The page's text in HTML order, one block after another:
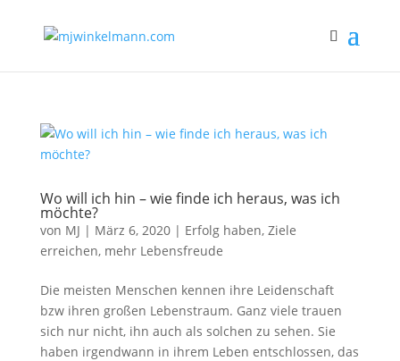
Wo will ich hin – wie finde ich heraus, was ich
möchte?
von MJ | März 6, 2020| Erfolg haben, Ziele
erreichen, mehr Lebensfreude
Die meisten Menschen kennen ihre Leidenschaft
bzw ihren großen Lebenstraum. Ganz viele trauen
sich nur nicht, ihn auch als solchen zu sehen. Sie
haben irgendwann in ihrem Leben entschlossen, das